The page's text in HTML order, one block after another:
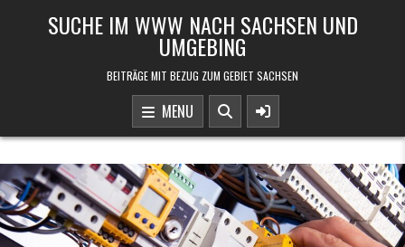
SUCHE IM WWW NACH SACHSEN UND
UMGEBING
BEITRÄGE MIT BEZUG ZUM GEBIET SACHSEN
MENU